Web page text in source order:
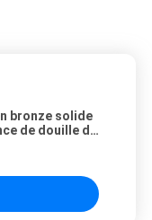
bronze solide
de douille de